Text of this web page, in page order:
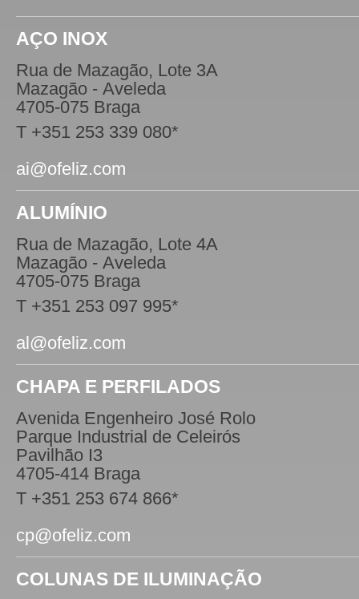
AÇO INOX
Rua de Mazagão, Lote 3A
Mazagão - Aveleda
4705-075 Braga
T +351 253 339 080*
ai@ofeliz.com
ALUMÍNIO
Rua de Mazagão, Lote 4A
Mazagão - Aveleda
4705-075 Braga
T +351 253 097 995*
al@ofeliz.com
CHAPA E PERFILADOS
Avenida Engenheiro José Rolo
Parque Industrial de Celeirós
Pavilhão I3
4705-414 Braga
T +351 253 674 866*
cp@ofeliz.com
COLUNAS DE ILUMINAÇÃO